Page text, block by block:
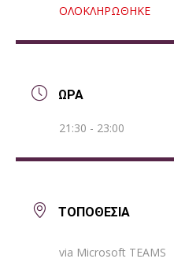
ΟΛΟΚΛΗΡΩΘΗΚΕ
ΩΡΑ
21:30 - 23:00
ΤΟΠΟΘΕΣΙΑ
via Microsoft TEAMS